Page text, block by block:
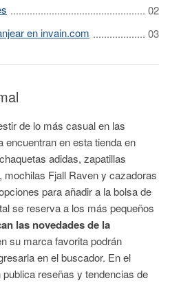
en invain.com
de lo más casual en las
encuentran en esta tienda en
adidas, zapatillas
mochilas Fjall Raven y cazadoras
para añadir a la bolsa de
se reserva a los más pequeños
las novedades de la
su marca favorita podrán
en el buscador. En el
reseñas y tendencias de